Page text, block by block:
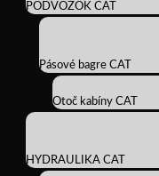
PODVOZOK CAT
Pásové bagre CAT
Otoč kabíny CAT
HYDRAULIKA CAT